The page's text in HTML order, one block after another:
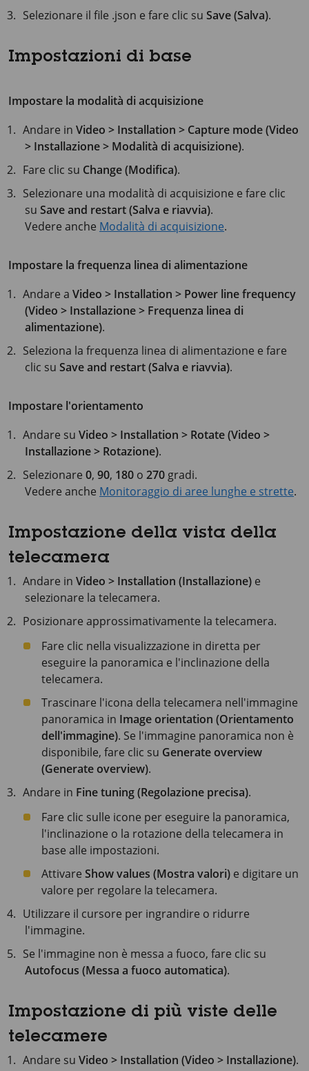
Selezionare il file .json e fare clic suSave (Salva).
Impostazioni di base
Impostare la modalità di acquisizione
Andare inVideo > Installation > Capture mode (Video
> Installazione > Modalità di acquisizione).
Fare clic su Change (Modifica).
Selezionare una modalità di acquisizione e fare clic
su Save and restart (Salva e riavvia).
Vedere anche Modalità di acquisizione.
Impostare la frequenza linea di alimentazione
Andare aVideo > Installation > Power line frequency
(Video > Installazione > Frequenza linea di
alimentazione).
Seleziona la frequenza linea di alimentazione e fare
clic su Save and restart (Salva e riavvia).
Impostare l'orientamento
Andare suVideo > Installation > Rotate (Video >
Installazione > Rotazione).
Selezionare0,90, 180 o270 gradi.
Vedere anche Monitoraggio di aree lunghe e strette.
Impostazione della vista della
telecamera
Andare inVideo > Installation (Installazione) e
selezionare la telecamera.
Posizionare approssimativamente la telecamera.
Fare clic nella visualizzazione in diretta per
eseguire la panoramica e l'inclinazione della
telecamera.
Trascinare l'icona della telecamera nell'immagine
panoramica in Image orientation (Orientamento
dell'immagine). Se l'immagine panoramica non è
disponibile, fare clic su Generate overview
(Generate overview).
Andare in Fine tuning (Regolazione precisa).
Fare clic sulle icone per eseguire la panoramica,
l'inclinazione o la rotazione della telecamera in
base alle impostazioni.
Attivare Show values (Mostra valori) e digitare un
valore per regolare la telecamera.
Utilizzare il cursore per ingrandire o ridurre
l'immagine.
Se l'immagine non è messa a fuoco, fare clic su
Autofocus (Messa a fuoco automatica).
Impostazione di più viste delle
telecamere
Andare suVideo > Installation (Video > Installazione).